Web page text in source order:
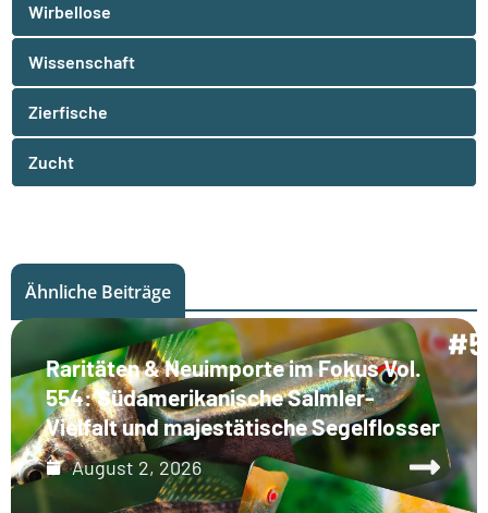
Wirbellose
Wissenschaft
Zierfische
Zucht
Ähnliche Beiträge
Raritäten & Neuimporte im Fokus Vol.
554: Südamerikanische Salmler-
Vielfalt und majestätische Segelflosser
August 2, 2026